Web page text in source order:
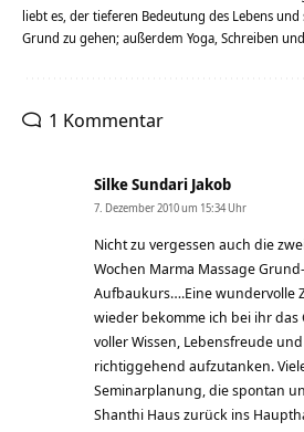
liebt es, der tieferen Bedeutung des Lebens
Grund zu gehen; außerdem Yoga, Schreiben
1 Kommentar
Silke Sundari Jakob
7. Dezember 2010 um 15:34 Uhr
Nicht zu vergessen auch die
Wochen Marma Massage
Aufbaukurs….Eine wundervolle
wieder bekomme ich bei ihr das
voller Wissen, Lebensfreude
richtiggehend aufzutanken.
Seminarplanung, die spontan
Shanthi Haus zurück ins